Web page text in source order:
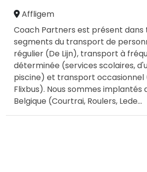
Affligem
Coach Partners est présent dans
segments du transport de
régulier (De Lijn), transport à
déterminée (services scolaires,
piscine) et transport occasionnel
Flixbus). Nous sommes implantés
Belgique (Courtrai, Roulers, Lede...